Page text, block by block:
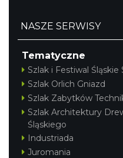
NASZE SERWISY
Tematyczne
Szlak i Festiwal Śląskie
Szlak Orlich Gniazd
Szlak Zabytków
Szlak Architektury
Śląskiego
Industriada
Juromania